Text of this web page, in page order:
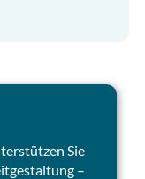
Sie
–